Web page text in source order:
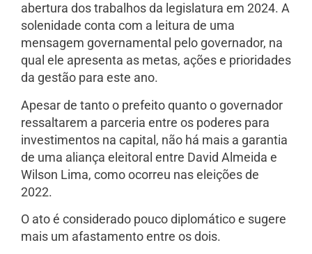
abertura dos trabalhos da legislatura em 2024. A
solenidade conta com a leitura de uma
mensagem governamental pelo governador, na
qual ele apresenta as metas, ações e prioridades
da gestão para este ano.
Apesar de tanto o prefeito quanto o governador
ressaltarem a parceria entre os poderes para
investimentos na capital, não há mais a garantia
de uma aliança eleitoral entre David Almeida e
Wilson Lima, como ocorreu nas eleições de
2022.
O ato é considerado pouco diplomático e sugere
mais um afastamento entre os dois.